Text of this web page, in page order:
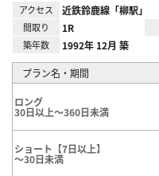
アクセス 近鉄鈴鹿線「柳駅」
間取り 1R
築年数 1992年 12月 築
プラン名・期間
ロング
30日以上～360日未満
ショート【7日以上】
～30日未満